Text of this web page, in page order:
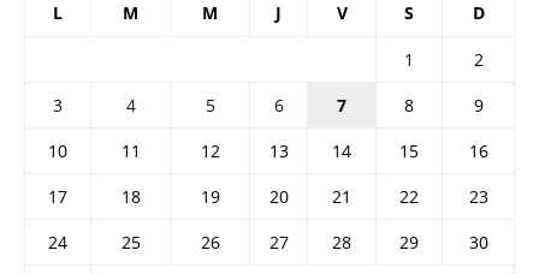
L M M J V S D
1
2
3
4 5 6 7 8
9
10
11 12 13 14 15
16
17
18 19 20 21 22
23
24
25 26 27 28 29
30